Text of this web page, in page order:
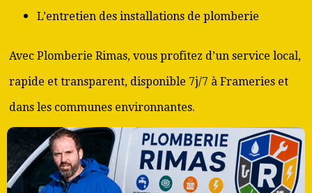
L’entretien des installations de plomberie
Avec Plomberie Rimas, vous profitez d’un service local,
rapide et transparent, disponible 7j/7 à Frameries et
dans les communes environnantes.